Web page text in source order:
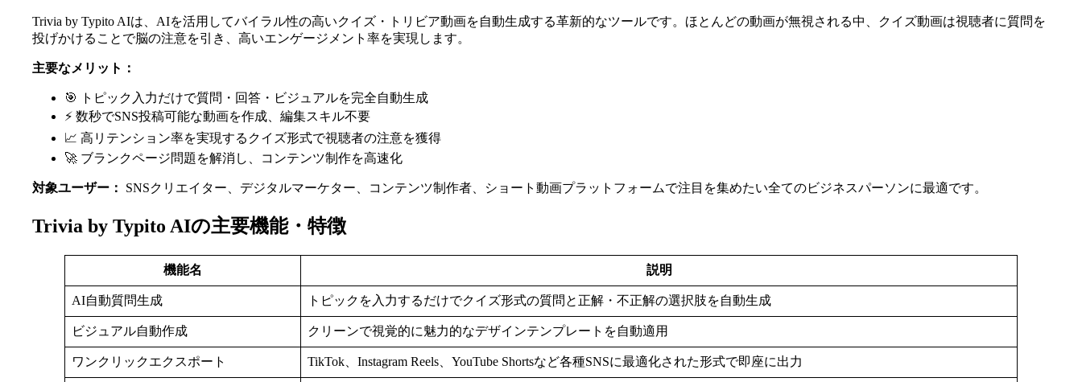
Trivia by Typito AIは、AIを活用してバイラル性の高いクイズ・トリビア動画を自動生成する革新的なツールです。ほとんどの動画が無視される中、クイズ動画は視聴者に質問を
投げかけることで脳の注意を引き、高いエンゲージメント率を実現します。
主要なメリット：
🎯 トピック入力だけで質問・回答・ビジュアルを完全自動生成
⚡ 数秒でSNS投稿可能な動画を作成、編集スキル不要
📈 高リテンション率を実現するクイズ形式で視聴者の注意を獲得
🚀 ブランクページ問題を解消し、コンテンツ制作を高速化
対象ユーザー： SNSクリエイター、デジタルマーケター、コンテンツ制作者、ショート動画プラットフォームで注目を集めたい全てのビジネスパーソンに最適です。
Trivia by Typito AIの主要機能・特徴
機能名 説明
AI自動質問生成 トピックを入力するだけでクイズ形式の質問と正解・不正解の選択肢を自動生成
ビジュアル自動作成 クリーンで視覚的に魅力的なデザインテンプレートを自動適用
ワンクリックエクスポート TikTok、Instagram Reels、YouTube Shortsなど各種SNSに最適化された形式で即座に出力